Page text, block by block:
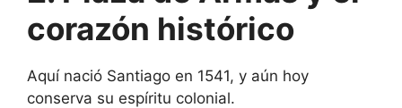
corazón histórico
Aquí nació Santiago en 1541, y aún hoy
conserva su espíritu colonial.